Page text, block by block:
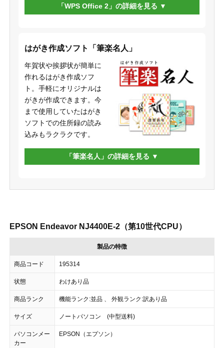
「WPS Office 2」の詳細を見る
はがき作成ソフト「筆楽名人」
年賀状や挨拶状が簡単に
作れるはがき作成ソフ
ト。手軽にオリジナルは
がきが作成できます。今
まで使用していたはがき
ソフトでの住所録の読み
込みもラクラクです。
「筆楽名人」の詳細を見る
EPSON Endeavor NJ4400E-2（第10世代CPU）
製品の特徴
商品コード 195314
状態 わけあり品
商品ランク 機能ランク:並品 、 外観ランク:訳あり品
サイズ ノートパソコン (中型送料)
パソコンメー
カー
EPSON（エプソン）